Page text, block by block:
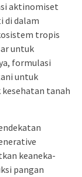
aktinomiset
di dalam
tropis
untuk
formulasi
untuk
tanah
keaneka-
pangan